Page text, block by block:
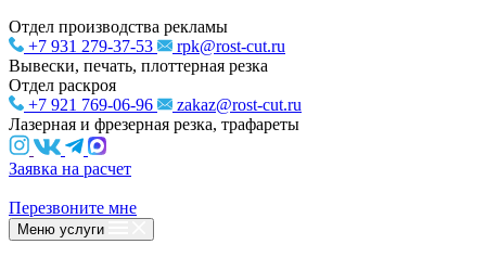
Отдел производства рекламы
+7 931 279-37-53
rpk@rost-cut.ru
Вывески, печать, плоттерная резка
Отдел раскроя
+7 921 769-06-96
zakaz@rost-cut.ru
Лазерная и фрезерная резка, трафареты
Заявка на расчет
Перезвоните мне
Меню услуги